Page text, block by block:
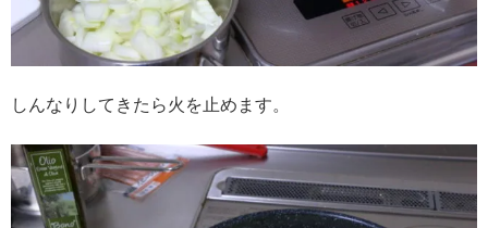
しんなりしてきたら火を止めます。